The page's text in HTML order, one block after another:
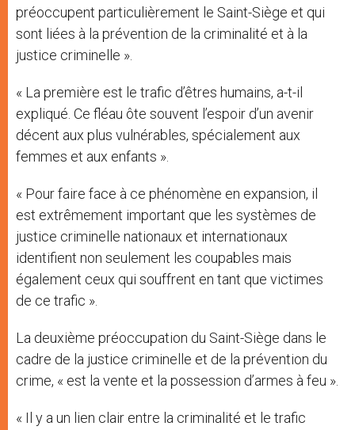
préoccupent particulièrement le Saint-Siège et qui
sont liées à la prévention de la criminalité et à la
justice criminelle ».
« La première est le trafic d’êtres humains, a-t-il
expliqué. Ce fléau ôte souvent l’espoir d’un avenir
décent aux plus vulnérables, spécialement aux
femmes et aux enfants ».
« Pour faire face à ce phénomène en expansion, il
est extrêmement important que les systèmes de
justice criminelle nationaux et internationaux
identifient non seulement les coupables mais
également ceux qui souffrent en tant que victimes
de ce trafic ».
La deuxième préoccupation du Saint-Siège dans le
cadre de la justice criminelle et de la prévention du
crime, « est la vente et la possession d’armes à feu ».
« Il y a un lien clair entre la criminalité et le trafic